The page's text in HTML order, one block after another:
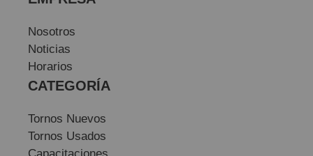
Nosotros
Noticias
Horarios
CATEGORÍA
Tornos Nuevos
Tornos Usados